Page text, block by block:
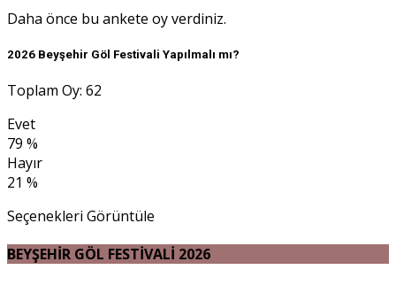
Daha önce bu ankete oy verdiniz.
2026 Beyşehir Göl Festivali Yapılmalı mı?
Toplam Oy: 62
Evet
79 %
Hayır
21 %
Seçenekleri Görüntüle
BEYŞEHİR GÖL FESTİVALİ 2026